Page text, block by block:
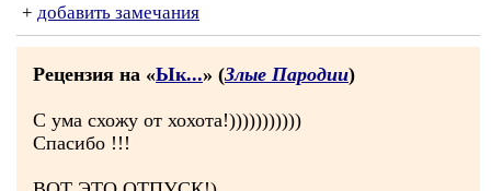
+ добавить замечания
Рецензия на «Ык...» (Злые Пародии)
С ума схожу от хохота!)))))))))))
Спасибо !!!